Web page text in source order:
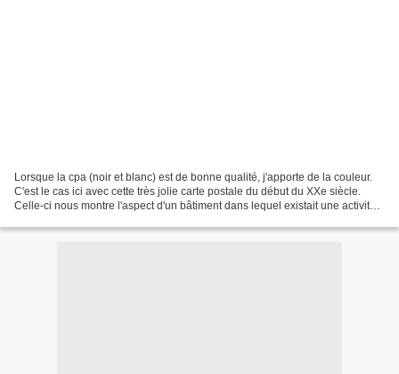
Lorsque la cpa (noir et blanc) est de bonne qualité, j'apporte de la couleur.
C'est le cas ici avec cette très jolie carte postale du début du XXe siècle.
Celle-ci nous montre l'aspect d'un bâtiment dans lequel existait une activité